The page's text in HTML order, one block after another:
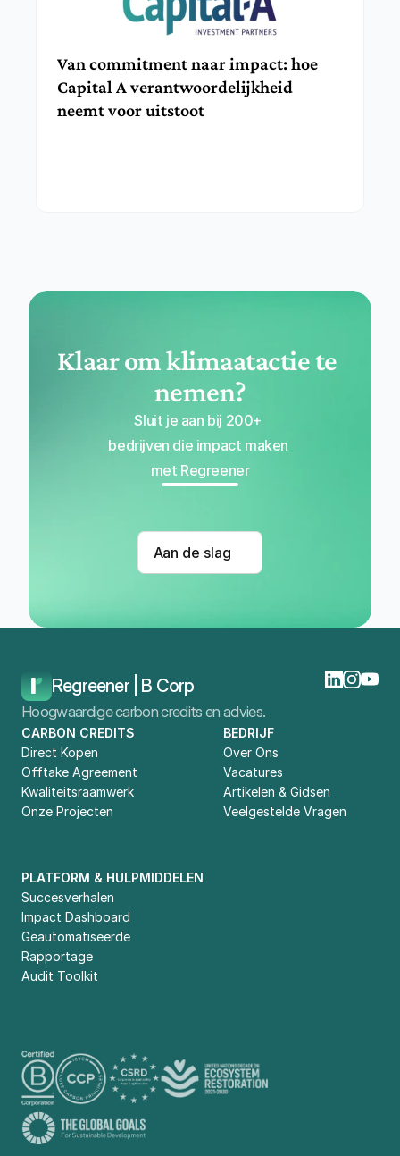
Van commitment naar impact: hoe
Capital A verantwoordelijkheid
neemt voor uitstoot
Klaar om klimaatactie te
nemen?
Sluit je aan bij 200+
bedrijven die impact maken
met Regreener
Aan de slag
Regreener | B Corp
Hoogwaardige carbon credits en advies.
CARBON CREDITS
Direct Kopen
Offtake Agreement
Kwaliteitsraamwerk
Onze Projecten
PLATFORM & HULPMIDDELEN
Succesverhalen
Impact Dashboard
Geautomatiseerde
Rapportage
Audit Toolkit
BEDRIJF
Over Ons
Vacatures
Artikelen & Gidsen
Veelgestelde Vragen